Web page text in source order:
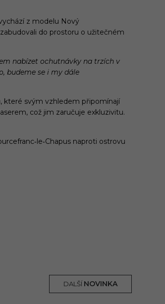
z modelu Nový
do prostoru o užitečném
nabízet ochutnávky na trzích v
budeme se i my dále
které svým vzhledem připomínají
což jim zaručuje exkluzivitu.
naproti ostrovu
DALŠÍ NOVINKA